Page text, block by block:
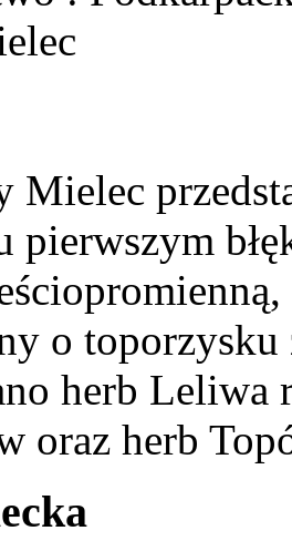
Mielec
pierwszym
o
herb Leliwa
oraz herb